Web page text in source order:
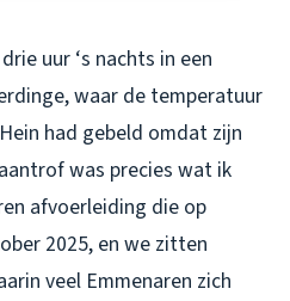
uur ‘s nachts in een
waar de temperatuur
had gebeld omdat zijn
was precies wat ik
afvoerleiding die op
2025, en we zitten
veel Emmenaren zich